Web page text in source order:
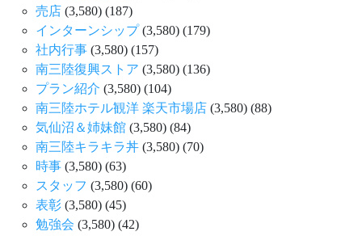
売店 (3,580) (187)
インターンシップ (3,580) (179)
社内行事 (3,580) (157)
南三陸復興ストア (3,580) (136)
プラン紹介 (3,580) (104)
南三陸ホテル観洋 楽天市場店 (3,580) (88)
気仙沼＆姉妹館 (3,580) (84)
南三陸キラキラ丼 (3,580) (70)
時事 (3,580) (63)
スタッフ (3,580) (60)
表彰 (3,580) (45)
勉強会 (3,580) (42)